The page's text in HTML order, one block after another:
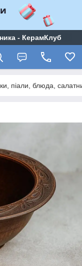
- КерамКлуб
піали, блюда,